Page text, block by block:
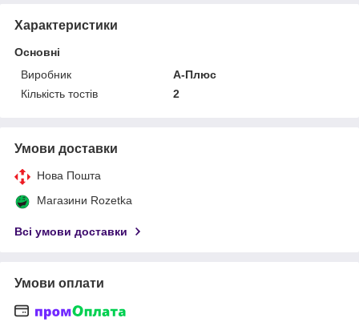
Характеристики
Основні
Виробник
А-Плюс
Кількість тостів
2
Умови доставки
Нова Пошта
Магазини Rozetka
Всі умови доставки
Умови оплати